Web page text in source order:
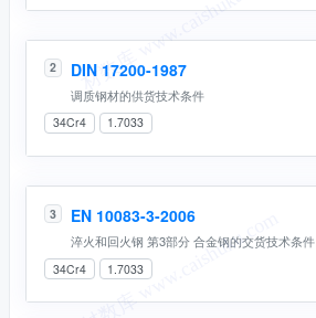
2 DIN 17200-1987
调质钢材的供货技术条件
34Cr4 1.7033
3 EN 10083-3-2006
淬火和回火钢 第3部分 合金钢的交货技术条件
34Cr4 1.7033